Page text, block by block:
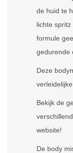
de huid te
lichte
formule
gedurende
Deze
Bekijk de
website!
De body